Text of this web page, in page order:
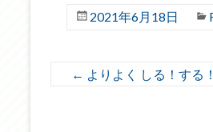
2021年6月18日
← よりよく しる！する